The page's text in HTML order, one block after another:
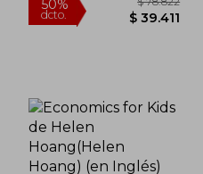
dcto. $ 39.558